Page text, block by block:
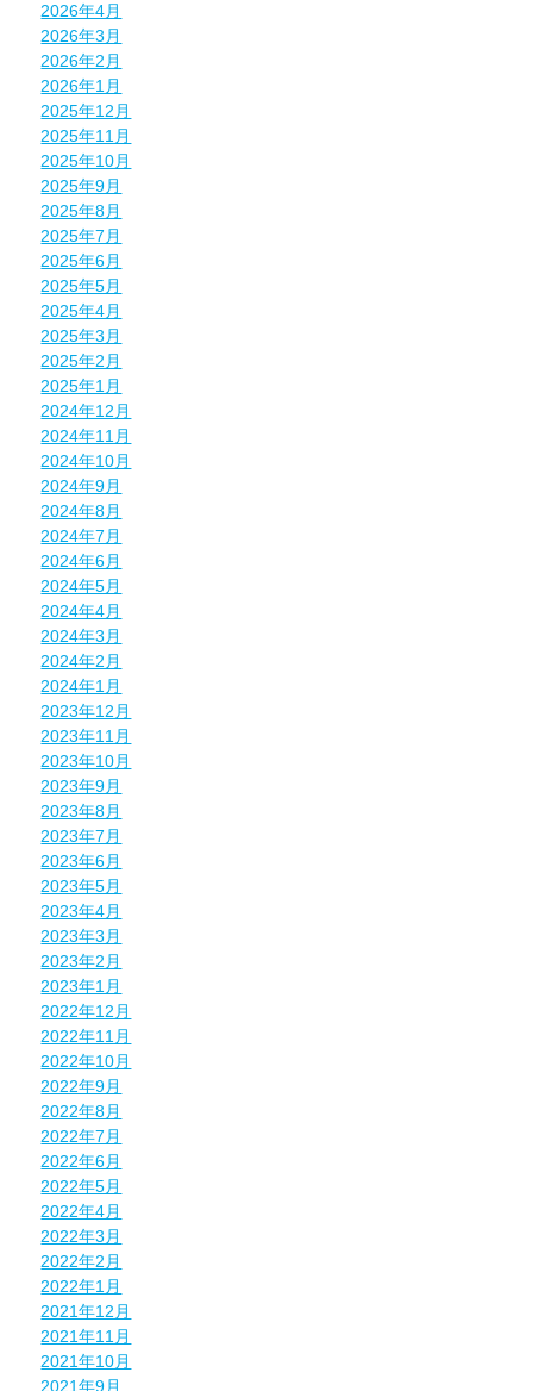
2026年4月
2026年3月
2026年2月
2026年1月
2025年12月
2025年11月
2025年10月
2025年9月
2025年8月
2025年7月
2025年6月
2025年5月
2025年4月
2025年3月
2025年2月
2025年1月
2024年12月
2024年11月
2024年10月
2024年9月
2024年8月
2024年7月
2024年6月
2024年5月
2024年4月
2024年3月
2024年2月
2024年1月
2023年12月
2023年11月
2023年10月
2023年9月
2023年8月
2023年7月
2023年6月
2023年5月
2023年4月
2023年3月
2023年2月
2023年1月
2022年12月
2022年11月
2022年10月
2022年9月
2022年8月
2022年7月
2022年6月
2022年5月
2022年4月
2022年3月
2022年2月
2022年1月
2021年12月
2021年11月
2021年10月
2021年9月